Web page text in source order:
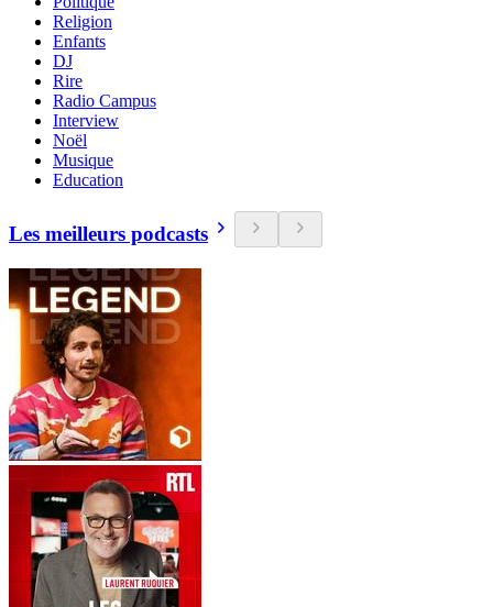
Religion
Enfants
DJ
Rire
Radio Campus
Interview
Noël
Musique
Education
Les meilleurs podcasts